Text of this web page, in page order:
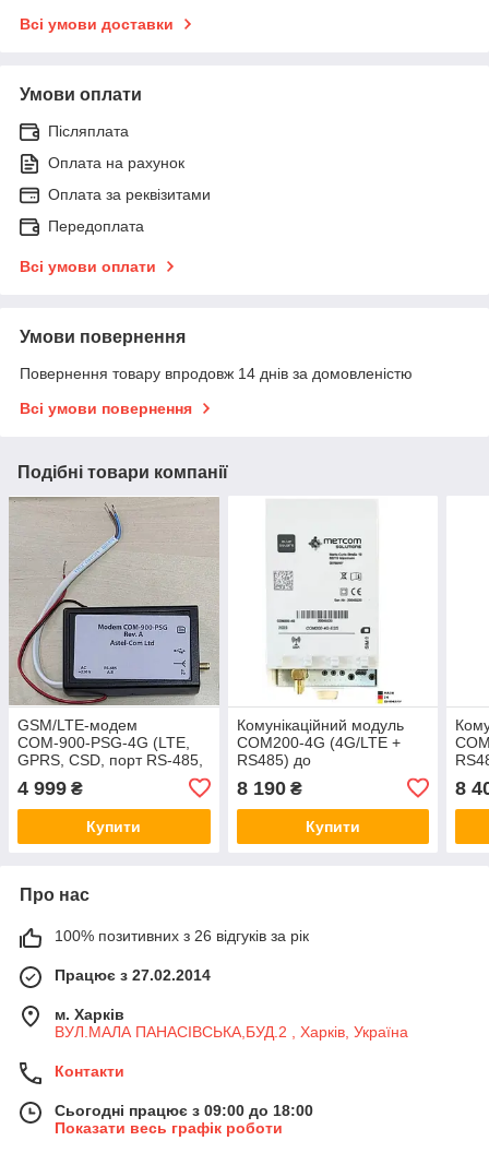
Всі умови доставки
Умови оплати
Післяплата
Оплата на рахунок
Оплата за реквізитами
Передоплата
Всі умови оплати
Умови повернення
Повернення товару впродовж 14 днів за домовленістю
Всі умови повернення
Подібні товари компанії
GSM/LTE-модем
СОМ-900-PSG-4G (LTE,
GPRS, CSD, порт RS-485,
порт USB, 1 SIM) з БЖ для
лічильників GAMA
4 999 ₴
Купити
Комунікаційний модуль
COM200-4G (4G/LTE +
RS485) до
MCS301 MetCom Solutions
GmbH (Німеччина)
8 190₴
Купити
8
Про нас
100% позитивних з 26 відгуків за рік
Працює з 27.02.2014
м. Харків
ВУЛ.МАЛА ПАНАСІВСЬКА,БУД.2 , Харків, Україна
Контакти
Сьогодні працює з 09:00 до 18:00
Показати весь графік роботи